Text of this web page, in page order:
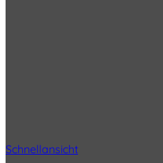
Schnellansicht